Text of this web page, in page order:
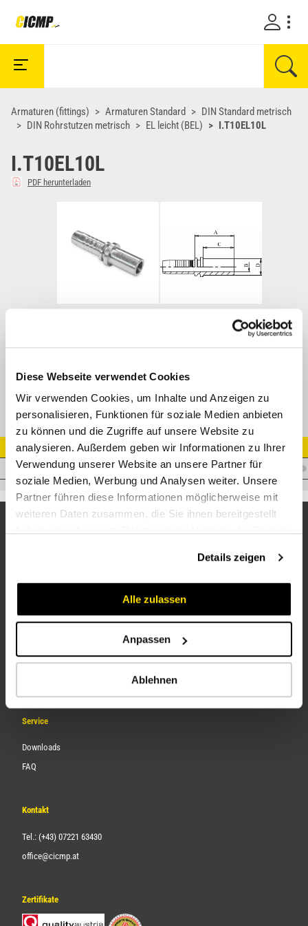
Diese Webseite verwendet Cookies
Wir verwenden Cookies, um Inhalte und Anzeigen zu
personalisieren, Funktionen für soziale Medien anbieten
zu können und die Zugriffe auf unsere Website zu
analysieren. Außerdem geben wir Informationen zu Ihrer
Verwendung unserer Website an unsere Partner für
soziale Medien, Werbung und Analysen weiter. Unsere
Partner führen diese Informationen möglicherweise mit
weiteren Daten zusammen, die Sie ihnen bereitgestellt
Details zeigen
Alle zulassen
Anpassen
Ablehnen
Armaturen (fittings) Armaturen Standard
DIN Standard metrisch
DIN Rohrstutzen metrisch
EL leicht (BEL) I.T10EL10L
I.T10EL10L
PDF herunterladen
Artikel Nr.
I.T10EL10L
Über uns
Service
Downloads
FAQ
Kontakt
Tel.: (+43) 07221 63430
office@cicmp.at
Zertifikate